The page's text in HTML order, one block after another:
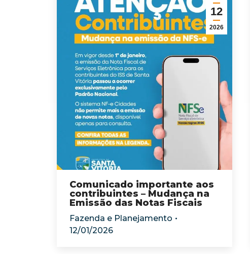
12
2026
Comunicado importante aos
contribuintes – Mudança na
Emissão das Notas Fiscais
Fazenda e Planejamento
12/01/2026